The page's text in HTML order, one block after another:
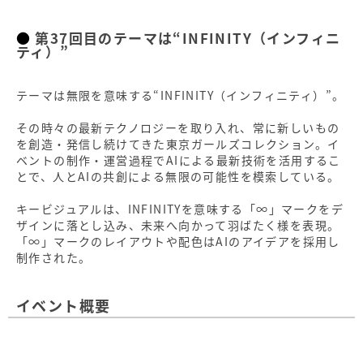
第37回目のテーマは“INFINITY（インフィニ
ティ）”
テーマは無限を意味する“INFINITY（インフィニティ）”。
その時々の最新テクノロジーを取り入れ、常に新しいもの
を創造・発信し続けてきた東京ガールズコレクション。イ
ベントの制作・運営過程でAIによる最新技術を活⽤するこ
とで、⼈とAIの共創による無限の可能性を模索している。
キービジュアルは、INFINITYを意味する「∞」マークをデ
ザインに落とし込み、未来へ向かって羽ばたく様を表現。
「∞」マークのレイアウトや配色はAIのアイデアを採用し
制作された。
イベント概要